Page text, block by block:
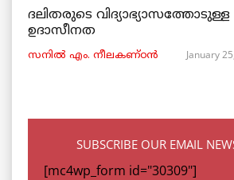
ദലിതരുടെ
ഉദാസീനത
സനിൽ എം. നീലകണ്ഠൻ January
SUBSCRIBE OUR EMAIL
[mc4wp_form id="30309"]